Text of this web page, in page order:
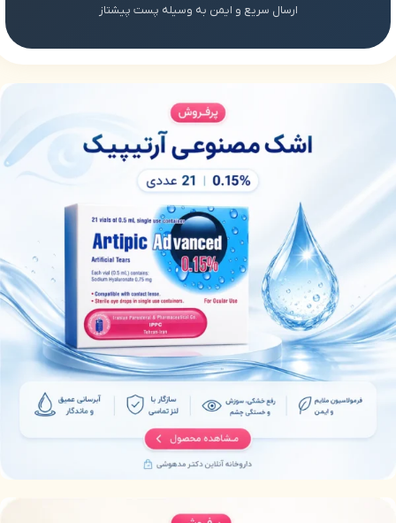
ارسال سریع و ایمن به وسیله پست پیشتاز